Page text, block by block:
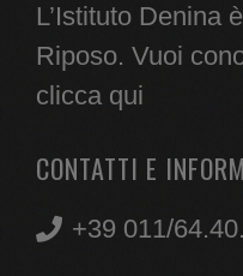
L’Istituto Denina
Riposo. Vuoi
clicca qui
CONTATTI E
+39 011/